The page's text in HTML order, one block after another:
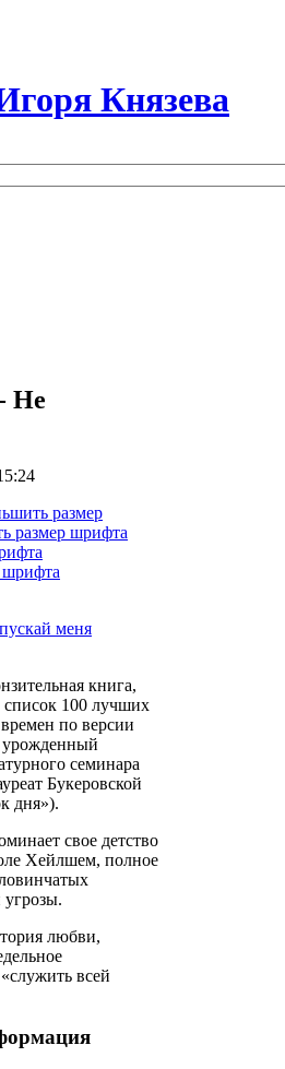
Князева
Не
размер
книга,
список 100 лучших
по версии
урожденный
семинара
Букеровской
дня»).
свое детство
Хейлшем, полное
любви,
всей